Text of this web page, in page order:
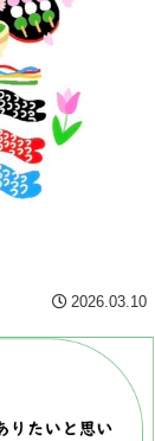
2026.03.10